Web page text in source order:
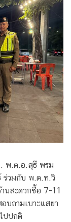
พ.ต.อ.สุธี พรม
ร่วมกับ พ.ต.ท.วิ
นสะดวกซื้อ 7-11
ถามเบาะแสยา
ปปกติ